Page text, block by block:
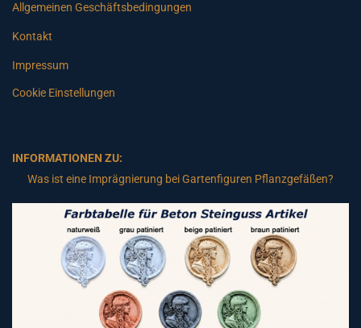
Allgemeinen Geschäftsbedingungen
Kontakt
Impressum
Cookie Einstellungen
INFORMATIONEN ZU:
Was ist eine Imprägnierung bei Gartenfiguren Pflanzgefäßen?